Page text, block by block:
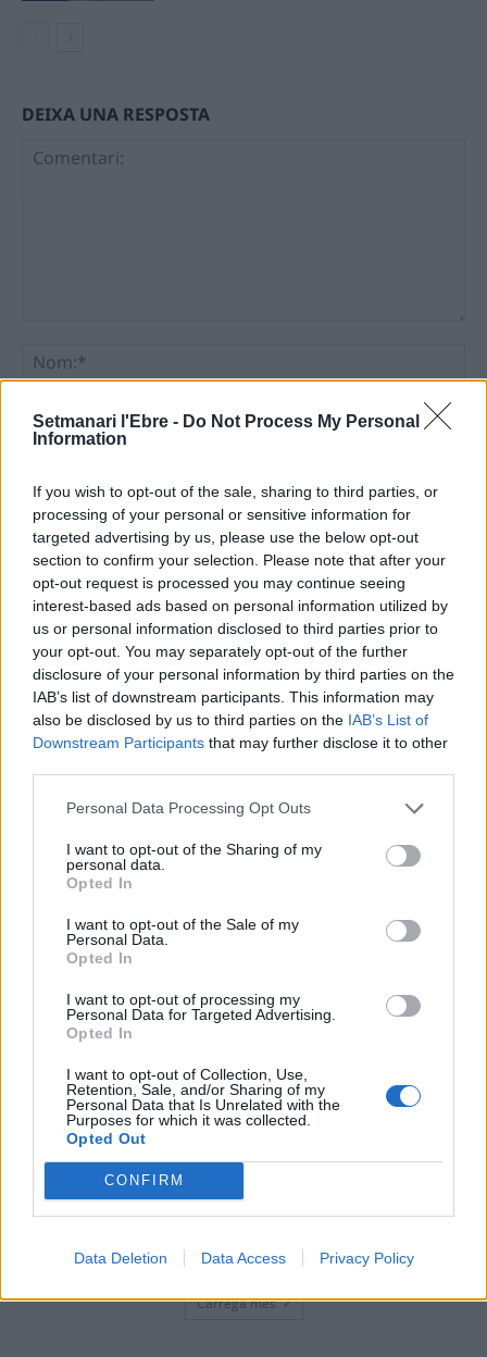
Setmanari l'Ebre - Do Not Process My Personal
Information
If you wish to opt-out of the sale, sharing to third parties, or
processing of your personal or sensitive information for
targeted advertising by us, please use the below opt-out
section to confirm your selection. Please note that after your
opt-out request is processed you may continue seeing
interest-based ads based on personal information utilized by
us or personal information disclosed to third parties prior to
your opt-out. You may separately opt-out of the further
disclosure of your personal information by third parties on the
IAB’s list of downstream participants. This information may
also be disclosed by us to third parties on the IAB’s List of
Downstream Participants that may further disclose it to other
Personal Data Processing Opt Outs
I want to opt-out of the Sharing of my
personal data.
Opted In
I want to opt-out of the Sale of my
Personal Data.
Opted In
I want to opt-out of processing my
Personal Data for Targeted Advertising.
Opted In
I want to opt-out of Collection, Use,
Retention, Sale, and/or Sharing of my
Personal Data that Is Unrelated with the
Purposes for which it was collected.
Opted Out
CONFIRM
Data Deletion Data Access Privacy Policy
DEIXA UNA RESPOSTA
Deseu el meu nom, el correu electrònic i el lloc web en
aquest navegador per a la propera vegada que comenti.
ÚLTIMES NOTÍCIES
recerca sobre l’astre rei en el segon
7 d'agost de 2026
L’Ajuntament de Tortosa amplia el
termini de les obres de l’aparcament
7 d'agost de 2026
i culmina un projecte estratègic que
vincula patrimoni, turisme i
gastronomia
Els vestits de paper guanyen força
enguany amb més modistes i gairebé
40 peces a concurs
31 de juliol de 2026
Carrega més